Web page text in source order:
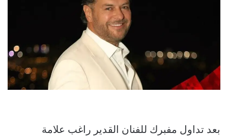
بعد تداول مفبرك للفنان القدير راغب علامة